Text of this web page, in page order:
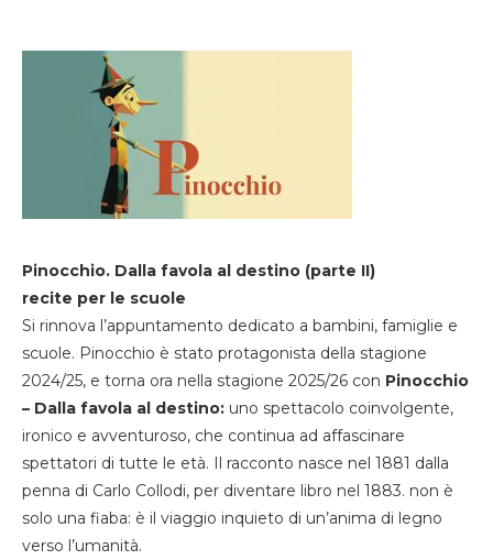
Pinocchio. Dalla favola al destino (parte II)
recite per le scuole
Si rinnova l’appuntamento dedicato a bambini, famiglie e
scuole. Pinocchio è stato protagonista della stagione
2024/25, e torna ora nella stagione 2025/26 con Pinocchio
– Dalla favola al destino: uno spettacolo coinvolgente,
ironico e avventuroso, che continua ad affascinare
spettatori di tutte le età. Il racconto nasce nel 1881 dalla
penna di Carlo Collodi, per diventare libro nel 1883. non è
solo una fiaba: è il viaggio inquieto di un’anima di legno
verso l’umanità.